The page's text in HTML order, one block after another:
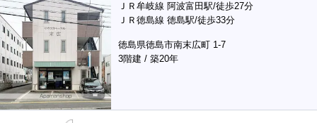
ＪＲ牟岐線 阿波富田駅/徒歩27分
ＪＲ徳島線 徳島駅/徒歩33分
徳島県徳島市南末広町 1-7
3階建 / 築20年